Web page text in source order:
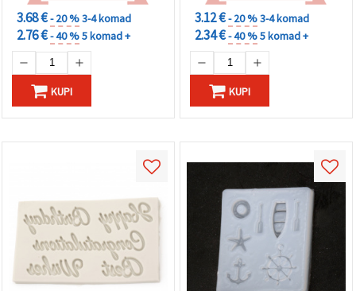
3.68 €- 20 %3-4 komad
2.76 €- 40 %5 komad +
KUPI
3.12 €- 20 %3-4 komad
2.34 €- 40 %5 komad +
KUPI